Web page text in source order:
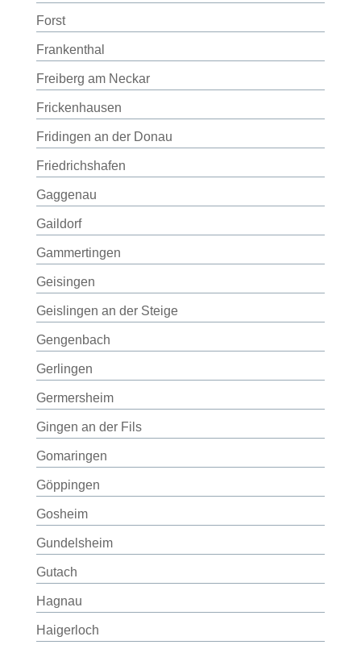
Forst
Frankenthal
Freiberg am Neckar
Frickenhausen
Fridingen an der Donau
Friedrichshafen
Gaggenau
Gaildorf
Gammertingen
Geisingen
Geislingen an der Steige
Gengenbach
Gerlingen
Germersheim
Gingen an der Fils
Gomaringen
Göppingen
Gosheim
Gundelsheim
Gutach
Hagnau
Haigerloch